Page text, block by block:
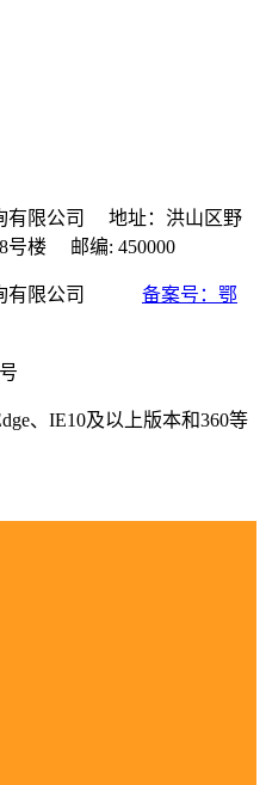
有限公司 地址：洪山区野
号楼 邮编: 450000
询有限公司 备案号：鄂
、IE10及以上版本和360等